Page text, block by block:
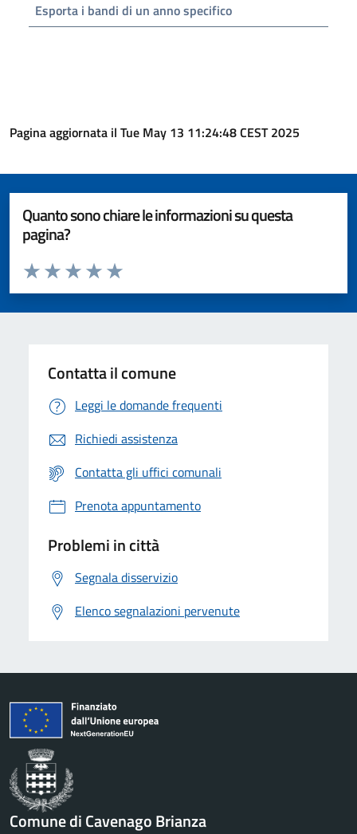
Esporta i bandi di un anno specifico
Pagina aggiornata il Tue May 13 11:24:48 CEST 2025
Quanto sono chiare le informazioni su questa
pagina?
Valuta da 1 a 5 stelle la pagina
Valuta 5 stelle su 5
Valuta 4 stelle su 5
Valuta 3 stelle su 5
Valuta 2 stelle su 5
Valuta 1 stelle su 5
Contatta il comune
Leggi le domande frequenti
Richiedi assistenza
Contatta gli uffici comunali
Prenota appuntamento
Problemi in città
Segnala disservizio
Elenco segnalazioni pervenute
Comune di Cavenago Brianza